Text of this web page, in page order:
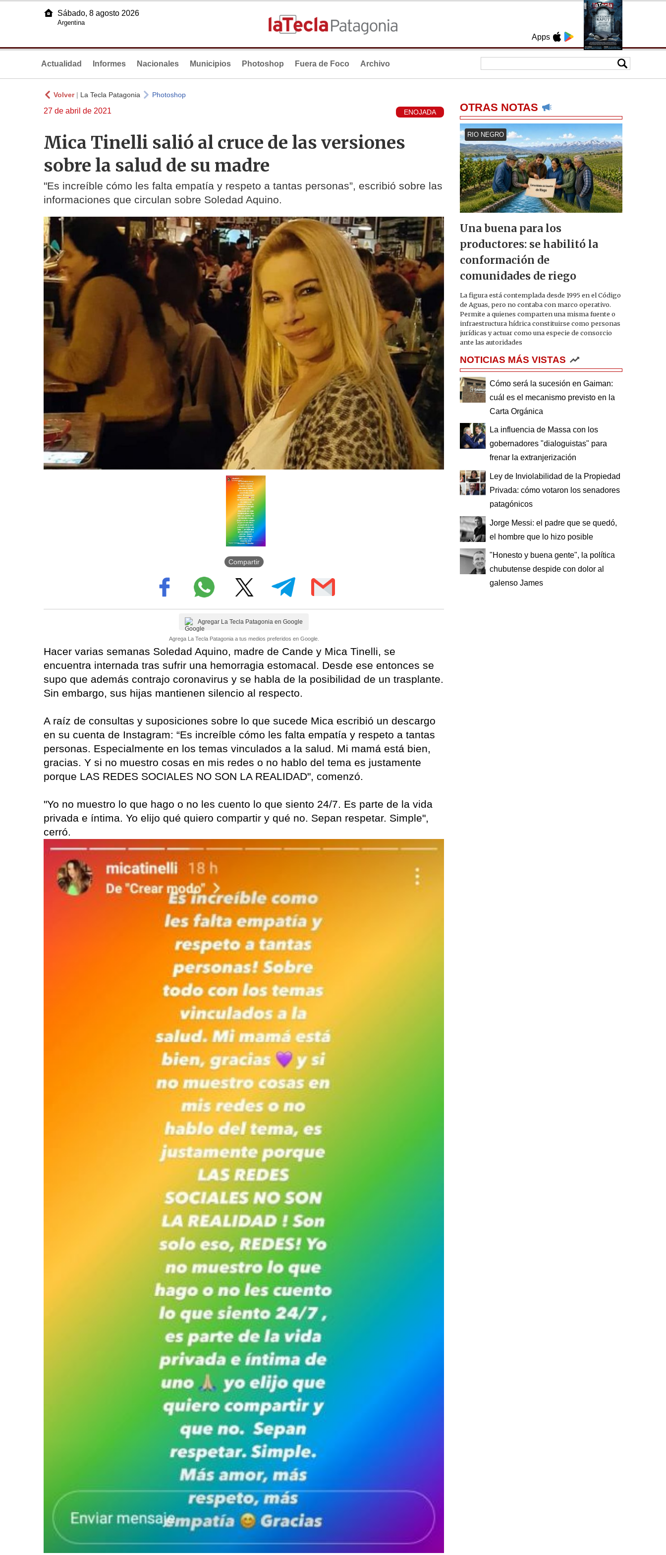
Apps
Sábado, 8 agosto 2026
Argentina
Actualidad Informes Nacionales Municipios Photoshop Fuera de Foco Archivo
Volver| La Tecla Patagonia Photoshop
27 de abril de 2021 ENOJADA
Mica Tinelli salió al cruce de las versiones
sobre la salud de su madre
"Es increíble cómo les falta empatía y respeto a tantas personas”, escribió sobre las
informaciones que circulan sobre Soledad Aquino.
Compartir
Agregar La Tecla Patagonia en Google
Agrega La Tecla Patagonia a tus medios preferidos en Google.
Hacer varias semanas Soledad Aquino, madre de Cande y Mica Tinelli, se
encuentra internada tras sufrir una hemorragia estomacal. Desde ese entonces se
supo que además contrajo coronavirus y se habla de la posibilidad de un trasplante.
Sin embargo, sus hijas mantienen silencio al respecto.
A raíz de consultas y suposiciones sobre lo que sucede Mica escribió un descargo
en su cuenta de Instagram: “Es increíble cómo les falta empatía y respeto a tantas
personas. Especialmente en los temas vinculados a la salud. Mi mamá está bien,
gracias. Y si no muestro cosas en mis redes o no hablo del tema es justamente
porque LAS REDES SOCIALES NO SON LA REALIDAD", comenzó.
"Yo no muestro lo que hago o no les cuento lo que siento 24/7. Es parte de la vida
privada e íntima. Yo elijo qué quiero compartir y qué no. Sepan respetar. Simple",
cerró.
OTRAS NOTAS
RIO NEGRO
Una buena para los
productores: se habilitó la
conformación de
comunidades de riego
La figura está contemplada desde 1995 en el Código
de Aguas, pero no contaba con marco operativo.
Permite a quienes comparten una misma fuente o
infraestructura hídrica constituirse como personas
jurídicas y actuar como una especie de consorcio
ante las autoridades
NOTICIAS MÁS VISTAS
Cómo será la sucesión en Gaiman:
cuál es el mecanismo previsto en la
Carta Orgánica
La influencia de Massa con los
gobernadores "dialoguistas" para
frenar la extranjerización
Ley de Inviolabilidad de la Propiedad
Privada: cómo votaron los senadores
patagónicos
Jorge Messi: el padre que se quedó,
el hombre que lo hizo posible
"Honesto y buena gente", la política
chubutense despide con dolor al
galenso James